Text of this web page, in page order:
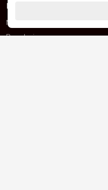
Informacije
Novosti & Promocije
Brandovi